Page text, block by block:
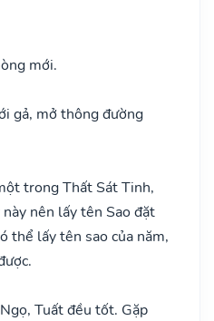
mới.
gả, mở thông đường
trong Thất Sát Tinh,
nên lấy tên Sao đặt
thể lấy tên sao của năm,
Tuất đều tốt. Gặp